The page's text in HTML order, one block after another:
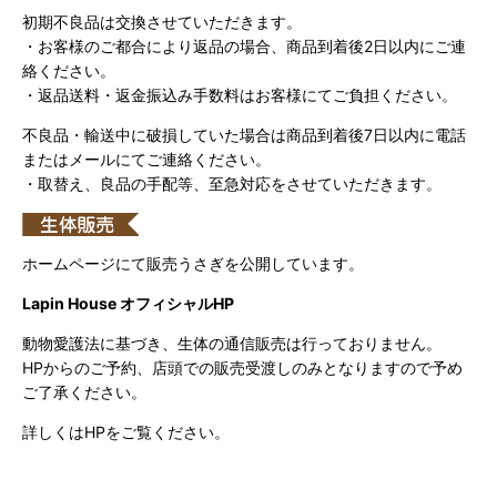
初期不良品は交換させていただきます。
・お客様のご都合により返品の場合、商品到着後2日以内にご連
絡ください。
・返品送料・返金振込み手数料はお客様にてご負担ください。
不良品・輸送中に破損していた場合は商品到着後7日以内に電話
またはメールにてご連絡ください。
・取替え、良品の手配等、至急対応をさせていただきます。
ホームページにて販売うさぎを公開しています。
Lapin House オフィシャルHP
動物愛護法に基づき、生体の通信販売は行っておりません。
HPからのご予約、店頭での販売受渡しのみとなりますので予め
ご了承ください。
詳しくはHPをご覧ください。